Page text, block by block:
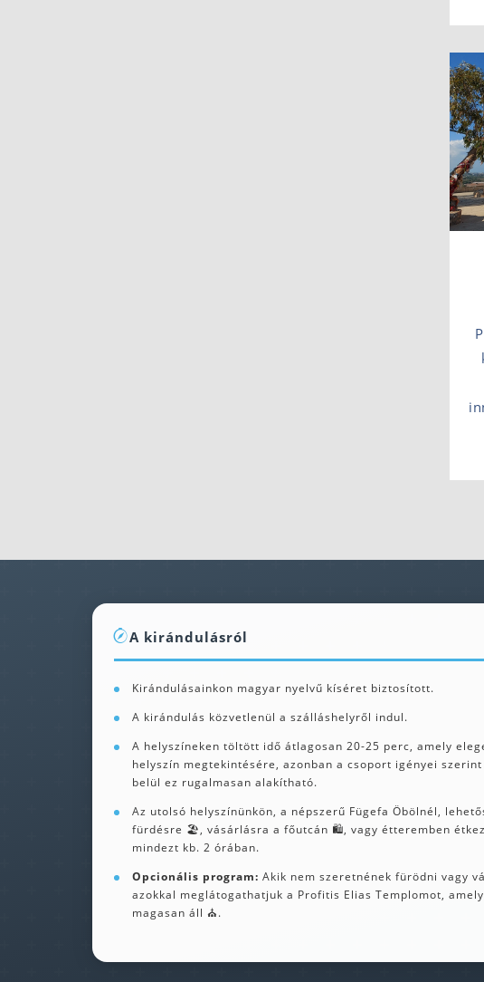
A kirándulásról
Kirándulásainkon magyar nyelvű kíséret biztosított.
A kirándulás közvetlenül a szálláshelyről indul.
A helyszíneken töltött idő átlagosan 20-25 perc, amely
helyszín megtekintésére, azonban a csoport igényei
belül ez rugalmasan alakítható.
Az utolsó helyszínünkön, a népszerű Fügefa Öbölnél,
fürdésre 🏖️, vásárlásra a főutcán 🛍️, vagy étteremben
mindezt kb. 2 órában.
Opcionális program: Akik nem szeretnének fürödni vagy
azokkal meglátogathatjuk a Profitis Elias Templomot,
magasan áll ⛪.